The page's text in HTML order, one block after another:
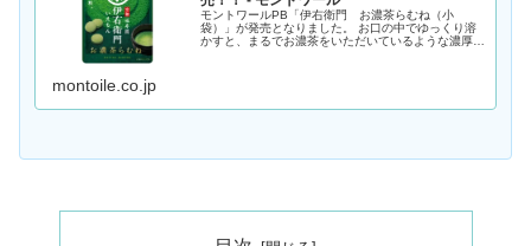
モントワールPB「伊右衛門 お濃茶らむね（小
袋）」が発売となりました。 お口の中でゆっくり溶
かすと、まるでお濃茶をいただいているような濃厚な
montoile.co.jp